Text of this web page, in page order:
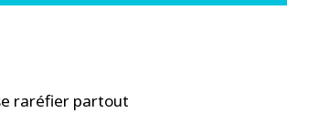
raréfier partout